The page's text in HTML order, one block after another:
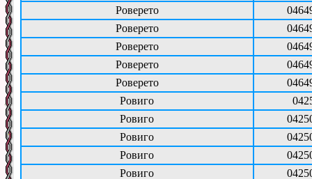
Роверето
Роверето
Роверето
Роверето
Роверето
Ровиго
Ровиго
Ровиго
Ровиго
Ровиго